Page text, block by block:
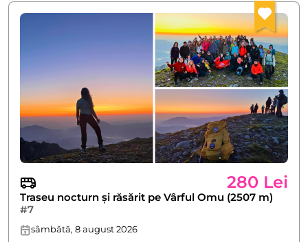
280 Lei
Traseu nocturn și răsărit pe Vârful Omu (2507 m)
#7
sâmbătă, 8 august 2026